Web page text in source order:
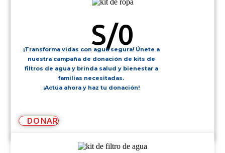
S/0
¡Transforma vidas con agua segura! Únete a
nuestra campaña de donación de kits de
filtros de agua y brinda salud y bienestar a
familias necesitadas.
¡Actúa ahora y haz tu donación!
DONAR